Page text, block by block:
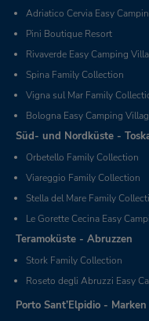
Adriatico Cervia Easy
Pini Boutique Resort
Rivaverde Easy Camping
Spina Family Collection
Vigna sul Mar Family
Bologna Easy Camping
Süd- und Nordküste -
Orbetello Family Collection
Viareggio Family Collection
Stella del Mare Family
Le Gorette Cecina Easy
Teramoküste - Abruzzen
Stork Family Collection
Roseto degli Abruzzi Easy
Porto Sant’Elpidio - Marken